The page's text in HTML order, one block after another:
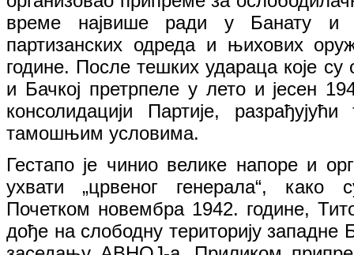
време највише ради у Банату и
партизанских одреда и њихових
године. После тешких удараца које су
и Бачкој претрпеле у лето и јесен
консолидацији Партије,
тамошњим условима.
Гестапо је чинио велике напоре и
ухвати „црвеног генерала“, како
Почетком новембра 1942. године,
дође на слободну територију западне